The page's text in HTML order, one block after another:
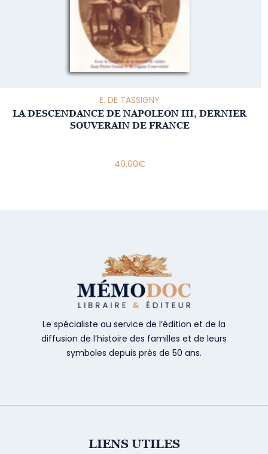
E. DE TASSIGNY
LA DESCENDANCE DE NAPOLEON III, DERNIER
SOUVERAIN DE FRANCE
40,00€
Le spécialiste au service de l’édition et de la
diffusion de l’histoire des familles et de leurs
symboles depuis près de 50 ans.
LIENS UTILES